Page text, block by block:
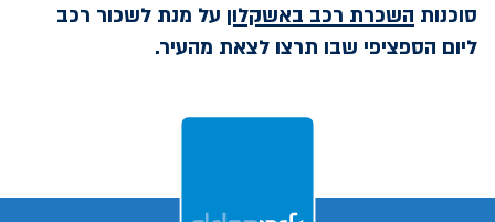
סוכנות השכרת רכב באשקלון על מנת לשכור רכב
ליום הספציפי שבו תרצו לצאת מהעיר.